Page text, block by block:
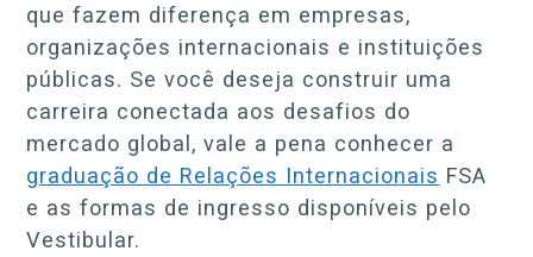
que fazem diferença em empresas,
organizações internacionais e instituições
públicas. Se você deseja construir uma
carreira conectada aos desafios do
mercado global, vale a pena conhecer a
graduação de Relações Internacionais FSA
e as formas de ingresso disponíveis pelo
Vestibular.